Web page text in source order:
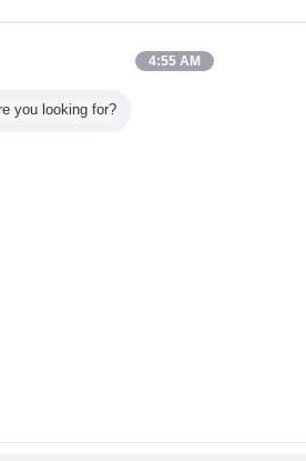
4:55 AM
you looking for?